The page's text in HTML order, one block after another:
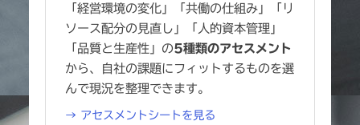
「経営環境の変化」「共働の仕組み」「リ
ソース配分の見直し」「人的資本管理」
「品質と生産性」の5種類のアセスメント
から、自社の課題にフィットするものを選
んで現況を整理できます。
→ アセスメントシートを見る